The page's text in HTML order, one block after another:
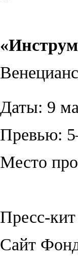
Даты: 9
Превью:
Место
Пресс-
Сайт